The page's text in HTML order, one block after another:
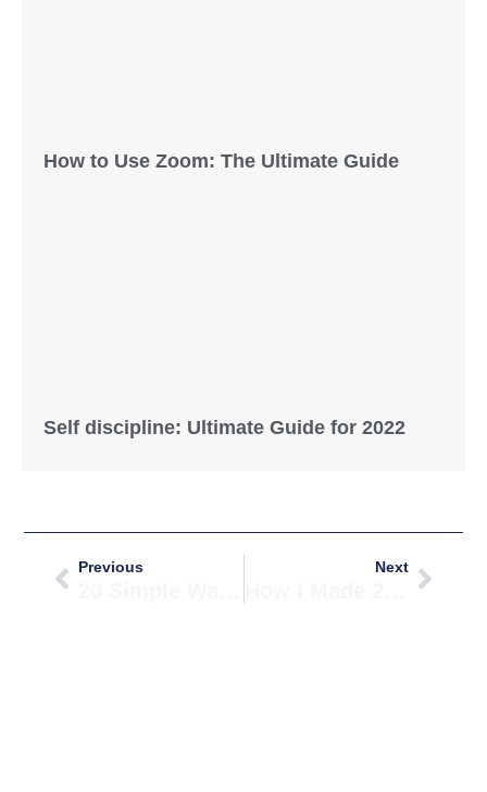
How to Use Zoom: The Ultimate Guide
Self discipline: Ultimate Guide for 2022
Prev
Previous Next
Next